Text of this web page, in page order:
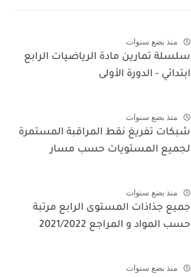
منذ بضع سنوات
سلسلة تمارين مادة الرياضيات الرابع
ابتدائي - الدورة الأولى
منذ بضع سنوات
شبكات تفريغ نقط المراقبة المستمرة
لجميع المستويات حسب مسار
منذ بضع سنوات
جميع جذاذات المستوى الرابع مرتبة
حسب المواد و المراجع 2021/2022
منذ بضع سنوات